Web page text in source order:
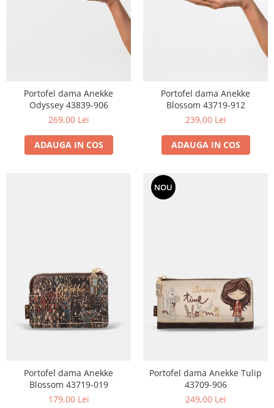
Portofel dama Anekke
Odyssey 43839-906
269,00 Lei
ADAUGA IN COS
Portofel dama Anekke
Blossom 43719-912
239,00 Lei
ADAUGA IN COS
Portofel dama Anekke
Blossom 43719-019
179,00 Lei
NOU
Portofel dama Anekke Tulip
43709-906
249,00 Lei